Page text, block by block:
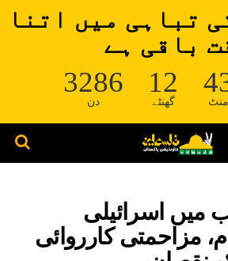
تباہی میں اتنا
باقی ہے
3286
دن
12
گھنٹے منٹ
میں اسرائیلی
مزاحمتی کارروائی